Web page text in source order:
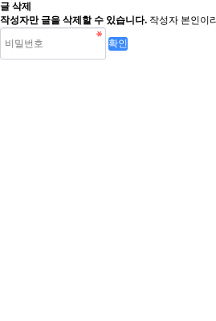
글 삭제
작성자만 글을 삭제할 수 있습니다. 작성자 본인이